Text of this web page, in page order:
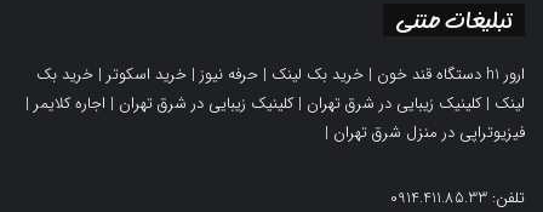
تبلیغات متنی
ارور h1 دستگاه قند خون | خرید بک لینک | حرفه نیوز | خرید اسکوتر | خرید بک
لینک |کلینیک زیبایی در شرق تهران |کلینیک زیبایی در شرق تهران | اجاره کلایمر |
فیزیوتراپی در منزل شرق تهران |
تلفن: 0914.411.85.33